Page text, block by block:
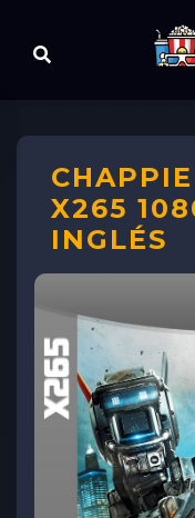
X265
INGLÉS